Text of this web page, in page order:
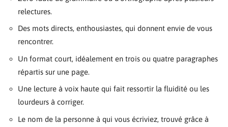
relectures.
Des mots directs, enthousiastes, qui donnent envie de vous
rencontrer.
Un format court, idéalement en trois ou quatre paragraphes
répartis sur une page.
Une lecture à voix haute qui fait ressortir la fluidité ou les
lourdeurs à corriger.
Le nom de la personne à qui vous écriviez, trouvé grâce à